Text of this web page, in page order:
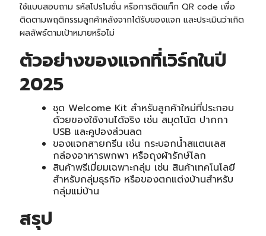
ใช้แบบสอบถาม รหัสโปรโมชั่น หรือการติดแท็ก QR code เพื่อ
ติดตามพฤติกรรมลูกค้าหลังจากได้รับของแจก และประเมินว่าเกิด
ผลลัพธ์ตามเป้าหมายหรือไม่
ตัวอย่างของแจกที่เวิร์กในปี
2025
ชุด Welcome Kit สำหรับลูกค้าใหม่ที่ประกอบ
ด้วยของใช้งานได้จริง เช่น สมุดโน้ต ปากกา
USB และคูปองส่วนลด
ของแจกสายกรีน เช่น กระบอกน้ำสแตนเลส
กล่องอาหารพกพา หรือถุงผ้ารักษ์โลก
สินค้าพรีเมี่ยมเฉพาะกลุ่ม เช่น สินค้าเทคโนโลยี
สำหรับกลุ่มธุรกิจ หรือของตกแต่งบ้านสำหรับ
กลุ่มแม่บ้าน
สรุป